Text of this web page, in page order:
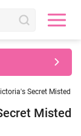
Secret Misted
Misted